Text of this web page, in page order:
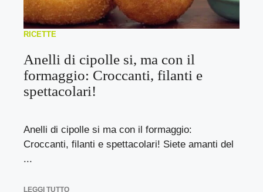
RICETTE
Anelli di cipolle si, ma con il
formaggio: Croccanti, filanti e
spettacolari!
Anelli di cipolle si ma con il formaggio:
Croccanti, filanti e spettacolari! Siete amanti del
...
LEGGI TUTTO